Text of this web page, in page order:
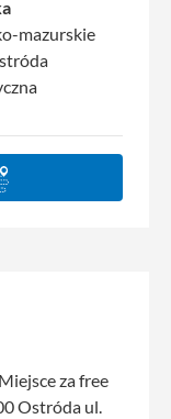
mazurskie
za free
Ostróda ul.